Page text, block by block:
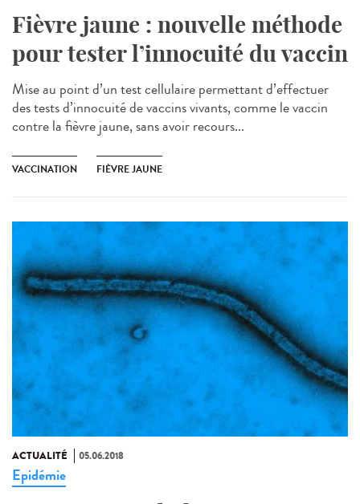
Fièvre jaune : nouvelle méthode
pour tester l’innocuité du vaccin
Mise au point d’un test cellulaire permettant d’effectuer
des tests d’innocuité de vaccins vivants, comme le vaccin
contre la fièvre jaune, sans avoir recours...
VACCINATION FIÈVRE JAUNE
ACTUALITÉ 05.06.2018
Epidémie